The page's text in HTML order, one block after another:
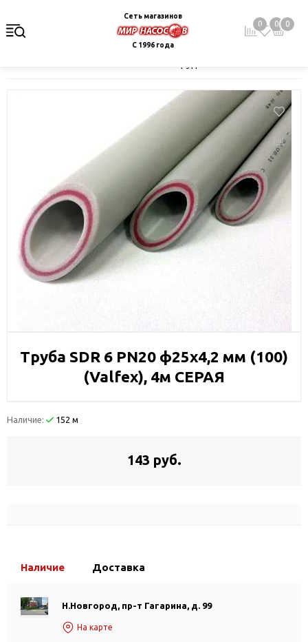
Сеть магазинов
С 1996 года
0 0 0
Труба SDR 6 PN20 ф25х4,2 мм (100)
(Valfex), 4м СЕРАЯ
Наличие: 152 м
143 руб.
Наличие Доставка
Н.Новгород, пр-т Гагарина, д. 99
На карте